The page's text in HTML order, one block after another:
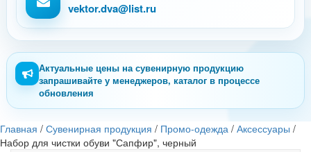
vektor.dva@list.ru
Актуальные цены на сувенирную продукцию
запрашивайте у менеджеров, каталог в процессе
обновления
Главная / Сувенирная продукция / Промо-одежда / Аксессуары /
Набор для чистки обуви "Сапфир", черный